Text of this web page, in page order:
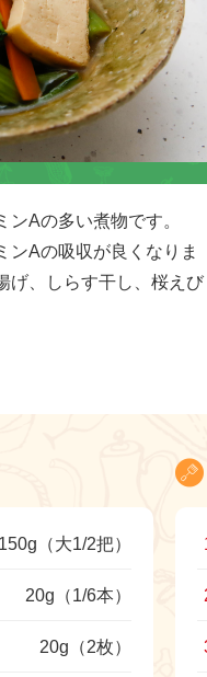
Aの多い煮物です。
ンAの吸収が良くなりま
げ、しらす干し、桜えび
150g（大1/2把）
20g（1/6本）
20g（2枚）